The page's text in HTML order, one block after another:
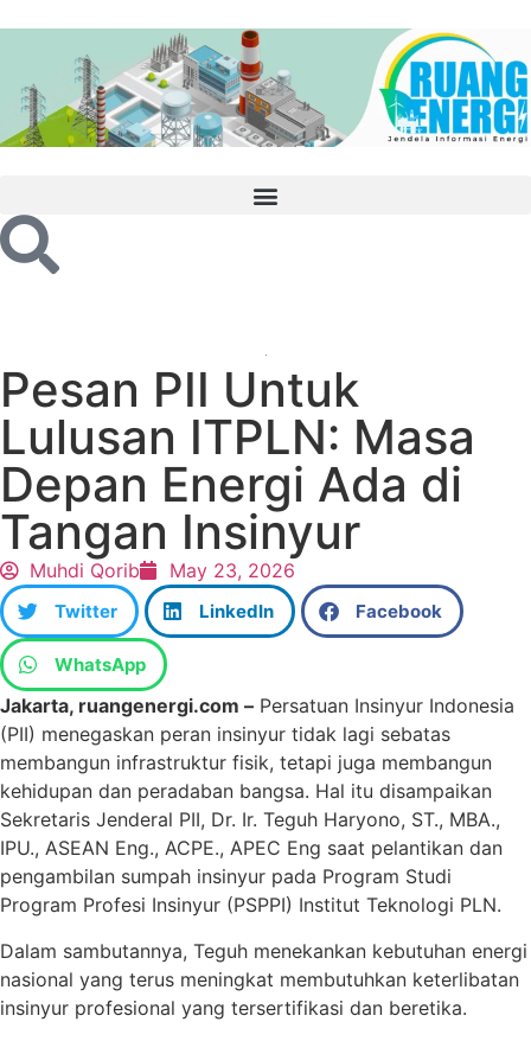
Pesan PII Untuk
Lulusan ITPLN: Masa
Depan Energi Ada di
Tangan Insinyur
Muhdi Qorib May 23, 2026
Twitter LinkedIn Facebook
WhatsApp
Jakarta, ruangenergi.com – Persatuan Insinyur Indonesia
(PII) menegaskan peran insinyur tidak lagi sebatas
membangun infrastruktur fisik, tetapi juga membangun
kehidupan dan peradaban bangsa. Hal itu disampaikan
Sekretaris Jenderal PII, Dr. Ir. Teguh Haryono, ST., MBA.,
IPU., ASEAN Eng., ACPE., APEC Eng saat pelantikan dan
pengambilan sumpah insinyur pada Program Studi
Program Profesi Insinyur (PSPPI) Institut Teknologi PLN.
Dalam sambutannya, Teguh menekankan kebutuhan energi
nasional yang terus meningkat membutuhkan keterlibatan
insinyur profesional yang tersertifikasi dan beretika.